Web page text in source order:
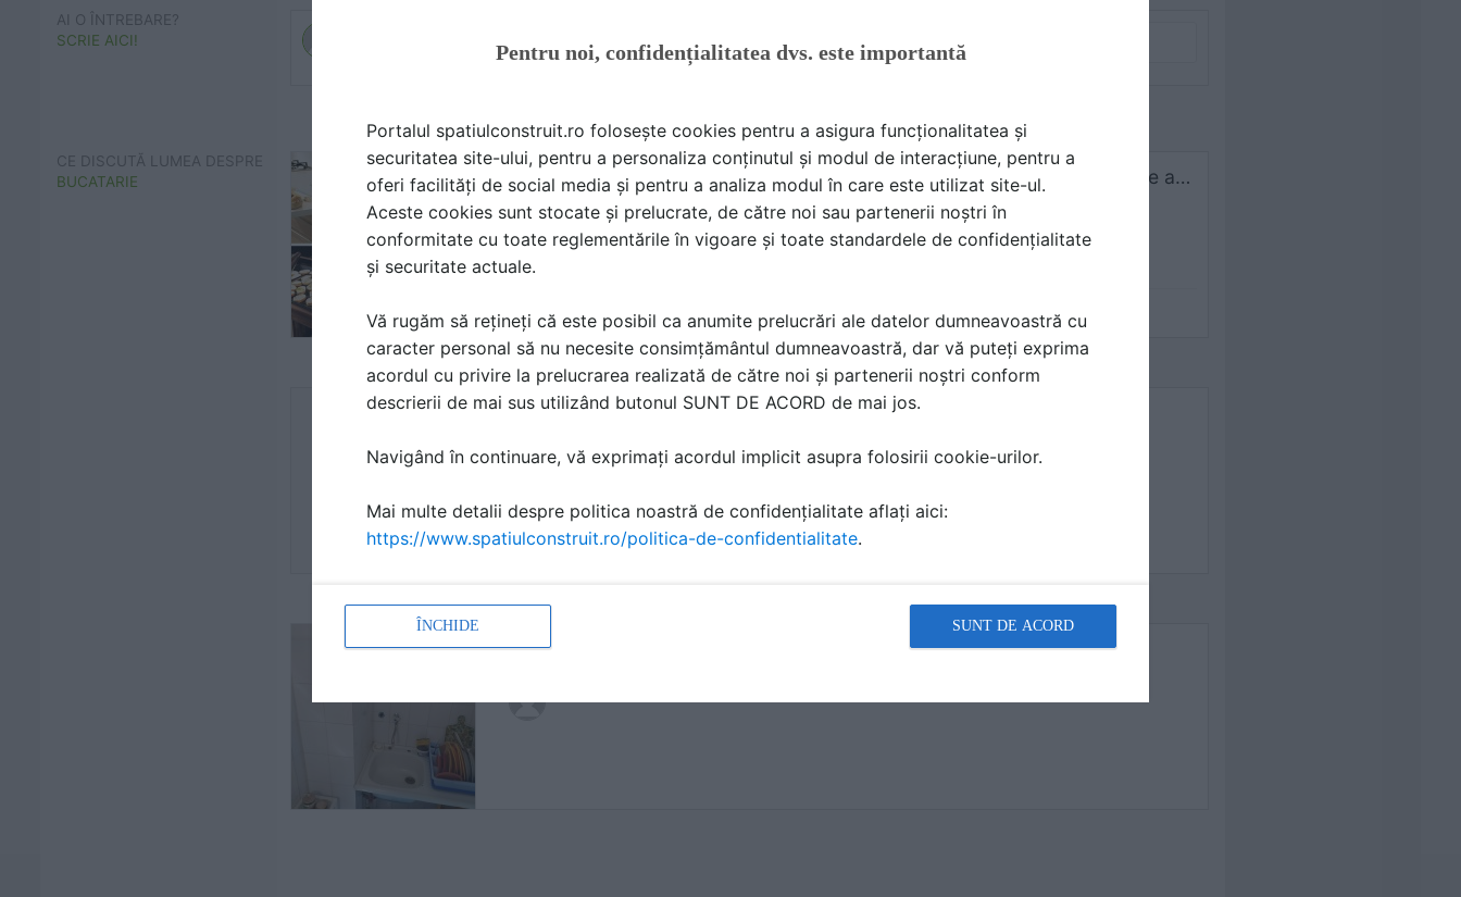
AI O ÎNTREBARE?
SCRIE AICI!
CE DISCUTĂ LUMEA DESPRE
BUCATARIE
Buna ziua! As fi interesat de acest blat retractabil in ce consta ? De unde as putea sa achizitiones sistemul culisant?
Redactie SpatiulConstruit.ro a scrisla data 17 Feb 2023, 17:03
La: Un plus de spatiu de lucru cu ajutorul blaturilor retractabile
Faianță 3d bucatarie
Roxana Giurgiua scrisla data 16 Feb 2022, 18:21
Cum aduc apa calda de la centrala la bateria de perete?
Pentru noi, confidențialitatea dvs. este importantă
Portalul spatiulconstruit.ro folosește cookies pentru a asigura funcționalitatea și
securitatea site-ului, pentru a personaliza conținutul și modul de interacțiune, pentru a
oferi facilități de social media și pentru a analiza modul în care este utilizat site-ul.
Aceste cookies sunt stocate și prelucrate, de către noi sau partenerii noștri în
conformitate cu toate reglementările în vigoare și toate standardele de confidențialitate
și securitate actuale.
Vă rugăm să rețineți că este posibil ca anumite prelucrări ale datelor dumneavoastră cu
caracter personal să nu necesite consimțământul dumneavoastră, dar vă puteți exprima
acordul cu privire la prelucrarea realizată de către noi și partenerii noștri conform
descrierii de mai sus utilizând butonul SUNT DE ACORD de mai jos.
Navigând în continuare, vă exprimați acordul implicit asupra folosirii cookie-urilor.
Mai multe detalii despre politica noastră de confidențialitate aflați aici:
https://www.spatiulconstruit.ro/politica-de-confidentialitate.
ÎNCHIDE SUNT DE ACORD